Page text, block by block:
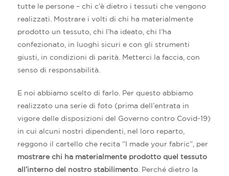
tutte le persone – chi c’è dietro i tessuti che vengono
realizzati. Mostrare i volti di chi ha materialmente
prodotto un tessuto, chi l’ha ideato, chi l’ha
confezionato, in luoghi sicuri e con gli strumenti
giusti, in condizioni di parità. Metterci la faccia, con
senso di responsabilità.
E noi abbiamo scelto di farlo. Per questo abbiamo
realizzato una serie di foto (prima dell’entrata in
vigore delle disposizioni del Governo contro Covid-19)
in cui alcuni nostri dipendenti, nel loro reparto,
reggono il cartello che recita “I made your fabric”, per
mostrare chi ha materialmente prodotto quel tessuto
all’interno del nostro stabilimento . Perché dietro la